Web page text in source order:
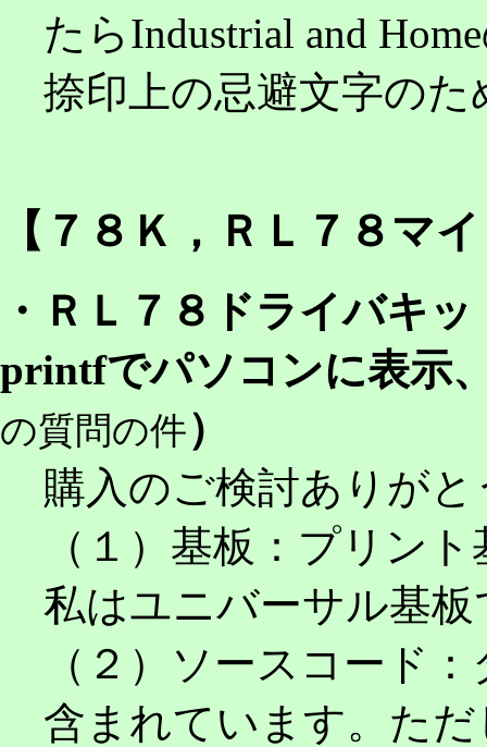
たらIndustrial and
捺印上の忌避文字のた
【７８Ｋ，ＲＬ７８マ
・ＲＬ７８ドライバキ
printfでパソコンに表示
の質問の件）
購入のご検討ありが
（１）基板：プリン
私はユニバーサル基
（２）ソースコード
含まれています。た